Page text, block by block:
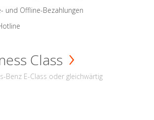
und Offline-Bezahlungen
Class
Benz E-Class oder gleichwärtig